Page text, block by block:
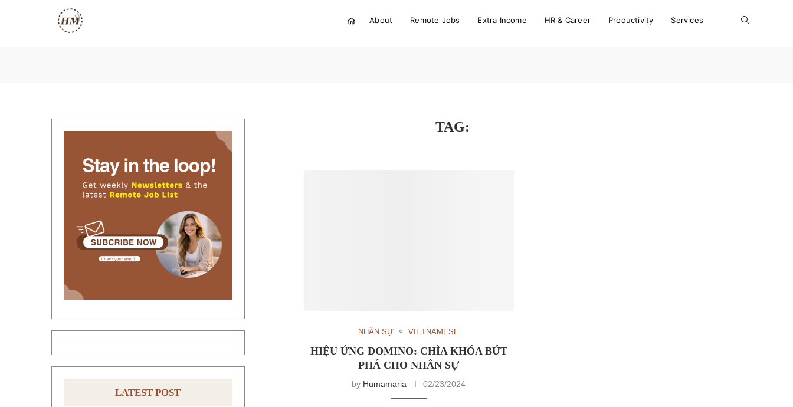
About Remote Jobs Extra Income HR & Career Productivity Services
TAG:
NHÂN SỰ VIETNAMESE
HIỆU ỨNG DOMINO: CHÌA KHÓA BỨT
PHÁ CHO NHÂN SỰ
by Humamaria 02/23/2024
LATEST POST